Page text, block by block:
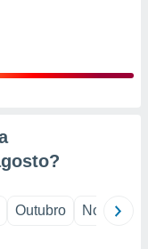
?
Outubro Novembro